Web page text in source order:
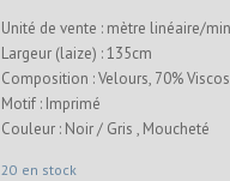
Unité de vente : mètre linéaire/
Largeur (laize) : 135cm
Composition : Velours, 70%
Motif : Imprimé
Couleur : Noir / Gris , Moucheté
20 en stock